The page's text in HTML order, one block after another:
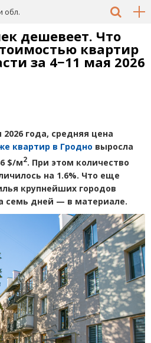
обл.
дешевеет. Что
квартир
за 4−11 мая 2026
года, средняя цена
квартир в Гродно выросла
$/м2. При этом количество
на 1.6%. Что еще
крупнейших городов
семь дней — в материале.